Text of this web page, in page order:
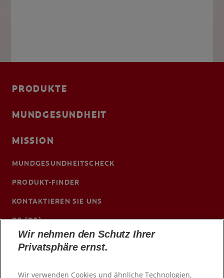
PRODUKTE
MUNDGESUNDHEIT
MISSION
MUNDGESUNDHEITSCHECK
PRODUKT-FINDER
KONTAKTIEREN SIE UNS
DE (DE)
ColgateProfessional.de
Wir nehmen den Schutz Ihrer
Privatsphäre ernst.
Wir verwenden Cookies und ähnliche Technologien,